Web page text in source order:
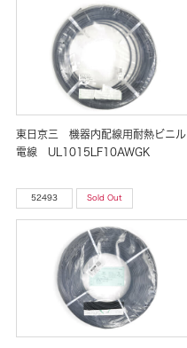
東日京三 機器内配線用耐熱ビニル
電線 UL1015LF10AWGK
52493 Sold Out